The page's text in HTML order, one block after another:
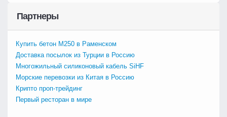
Партнеры
Купить бетон М250 в Раменском
Доставка посылок из Турции в Россию
Многожильный силиконовый кабель SiHF
Морские перевозки из Китая в Россию
Крипто проп-трейдинг
Первый ресторан в мире